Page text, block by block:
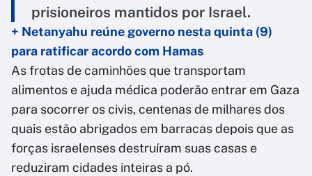
prisioneiros mantidos por Israel.
+ Netanyahu reúne governo nesta quinta (9)
para ratificar acordo com Hamas
As frotas de caminhões que transportam
alimentos e ajuda médica poderão entrar em Gaza
para socorrer os civis, centenas de milhares dos
quais estão abrigados em barracas depois que as
forças israelenses destruíram suas casas e
reduziram cidades inteiras a pó.